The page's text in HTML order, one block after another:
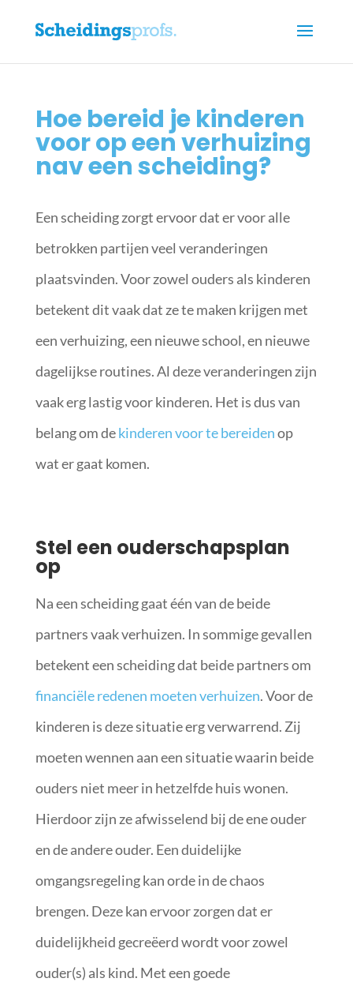
Hoe bereid je kinderen
voor op een verhuizing
nav een scheiding?
Een scheiding zorgt ervoor dat er voor alle
betrokken partijen veel veranderingen
plaatsvinden. Voor zowel ouders als kinderen
betekent dit vaak dat ze te maken krijgen met
een verhuizing, een nieuwe school, en nieuwe
dagelijkse routines. Al deze veranderingen zijn
vaak erg lastig voor kinderen. Het is dus van
belang om dekinderen voor te bereidenop
wat er gaat komen.
Stel een ouderschapsplan
op
Na een scheiding gaat één van de beide
partners vaak verhuizen. In sommige gevallen
betekent een scheiding dat beide partners om
financiële redenen moeten verhuizen. Voor de
kinderen is deze situatie erg verwarrend. Zij
moeten wennen aan een situatie waarin beide
ouders niet meer in hetzelfde huis wonen.
Hierdoor zijn ze afwisselend bij de ene ouder
en de andere ouder. Een duidelijke
omgangsregeling kan orde in de chaos
brengen. Deze kan ervoor zorgen dat er
duidelijkheid gecreëerd wordt voor zowel
ouder(s) als kind. Met een goede